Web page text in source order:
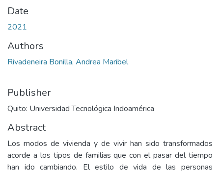
Date
2021
Authors
Rivadeneira Bonilla, Andrea Maribel
Publisher
Quito: Universidad Tecnológica Indoamérica
Abstract
Los modos de vivienda y de vivir han sido transformados
acorde a los tipos de familias que con el pasar del tiempo
han ido cambiando. El estilo de vida de las personas